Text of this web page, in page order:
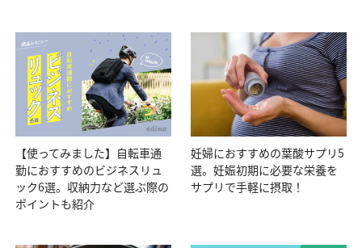
【使ってみました】自転車通
勤におすすめのビジネスリュ
ック6選。収納力など選ぶ際の
ポイントも紹介
妊婦におすすめの葉酸サプリ5
選。妊娠初期に必要な栄養を
サプリで手軽に摂取！